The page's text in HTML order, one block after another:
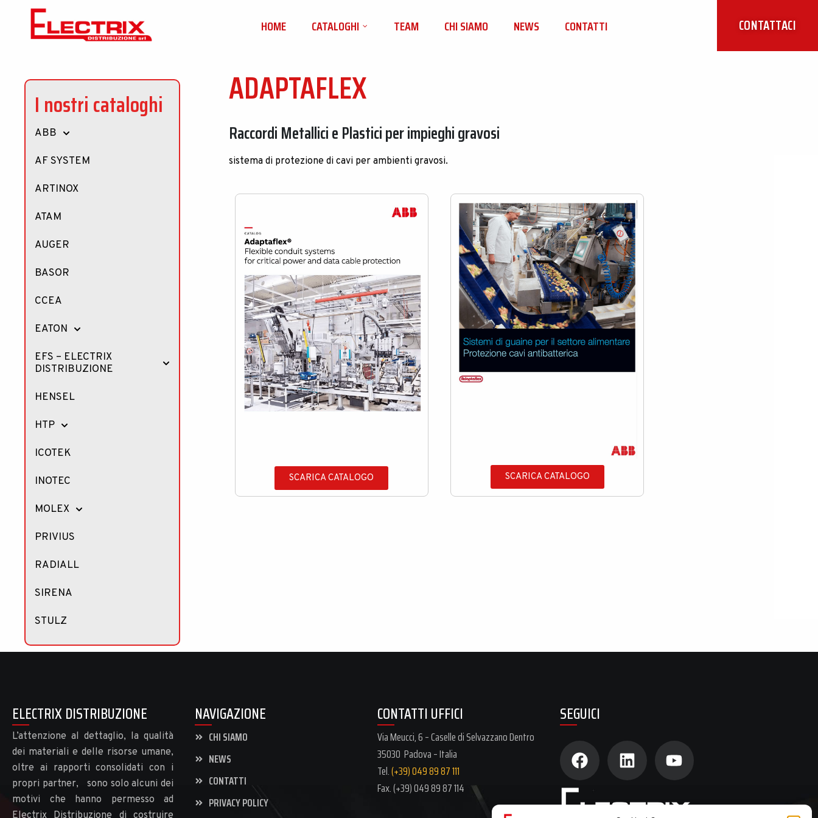
CONTATTACI
HOME CATALOGHI TEAM CHI SIAMO NEWS CONTATTI
I nostri cataloghi
ABB
AF SYSTEM
ARTINOX
ATAM
AUGER
BASOR
CCEA
EATON
EFS – ELECTRIX
DISTRIBUZIONE
HENSEL
HTP
ICOTEK
INOTEC
MOLEX
PRIVIUS
RADIALL
SIRENA
STULZ
ADAPTAFLEX
Raccordi Metallici e Plastici per impieghi gravosi
sistema di protezione di cavi per ambienti gravosi.
SCARICA CATALOGO SCARICA CATALOGO
ELECTRIX DISTRIBUZIONE
L’attenzione al dettaglio, la qualità
dei materiali e delle risorse umane,
oltre ai rapporti consolidati con i
propri partner, sono solo alcuni dei
motivi che hanno permesso ad
Electrix Distribuzione di costruire
NAVIGAZIONE
CHI SIAMO
NEWS
CONTATTI
PRIVACY POLICY
CONTATTI UFFICI
Via Meucci, 6 – Caselle di Selvazzano Dentro
35030 Padova – Italia
Tel.(+39) 049 89 87 111
Fax. (+39)049 89 87 114
SEGUICI